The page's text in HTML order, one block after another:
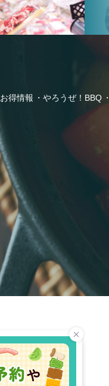
お得情報 やろうぜ！BBQ